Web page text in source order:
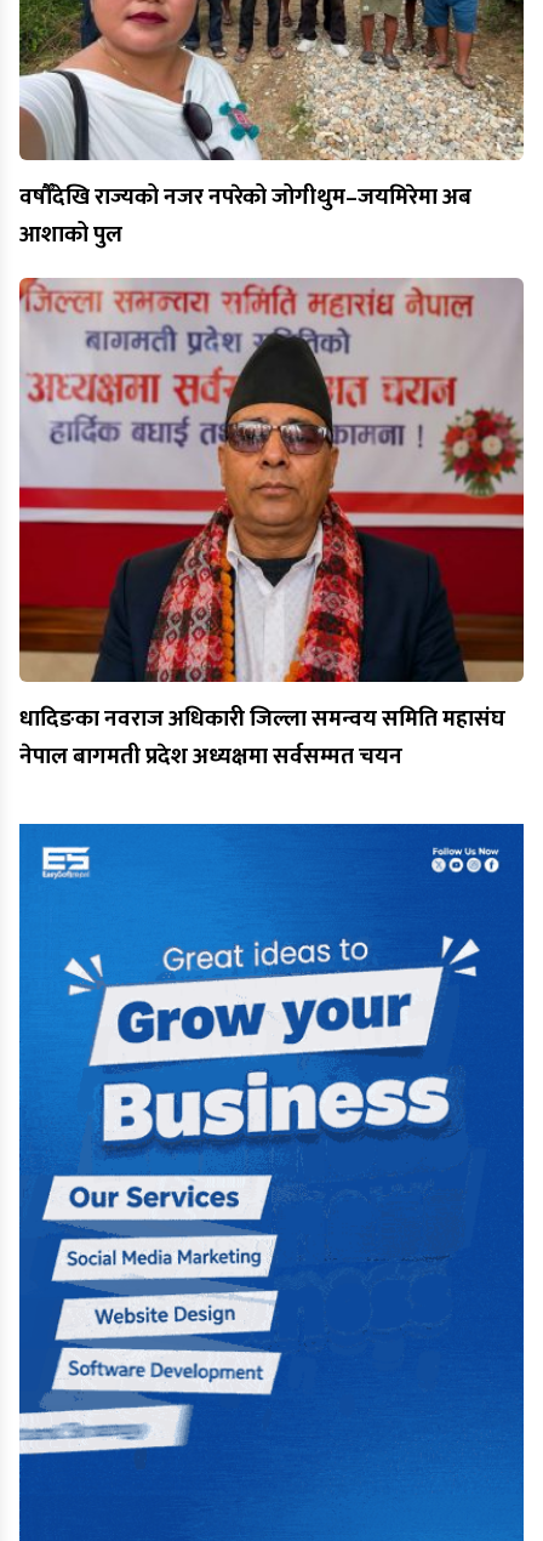
वर्षौँदेखि राज्यको नजर नपरेको जोगीथुम–जयमिरेमा अब
आशाको पुल
धादिङका नवराज अधिकारी जिल्ला समन्वय समिति महासंघ
नेपाल बागमती प्रदेश अध्यक्षमा सर्वसम्मत चयन